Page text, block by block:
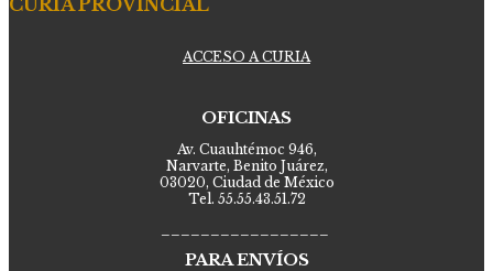
ACCESO A CURIA
OFICINAS
Av. Cuauhtémoc 946,
Narvarte, Benito Juárez,
03020, Ciudad de México
Tel. 55.55.43.51.72
PARA ENVÍOS